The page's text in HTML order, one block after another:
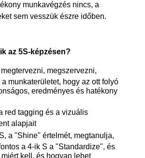
munkavégzés nincs, a
sem vesszük észre időben.
az 5S-képzésen?
megszervezni,
munkaterületet, hogy az ott folyó
eredményes és hatékony
red tagging és a vizuális
alapjait
a "Shine" értelmét, megtanulja,
a 4-ik S a "Standardize", és
kell, és hogyan lehet